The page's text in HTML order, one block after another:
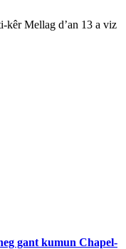
kêr Mellag d’an 13 a viz
gant kumun Chapel-